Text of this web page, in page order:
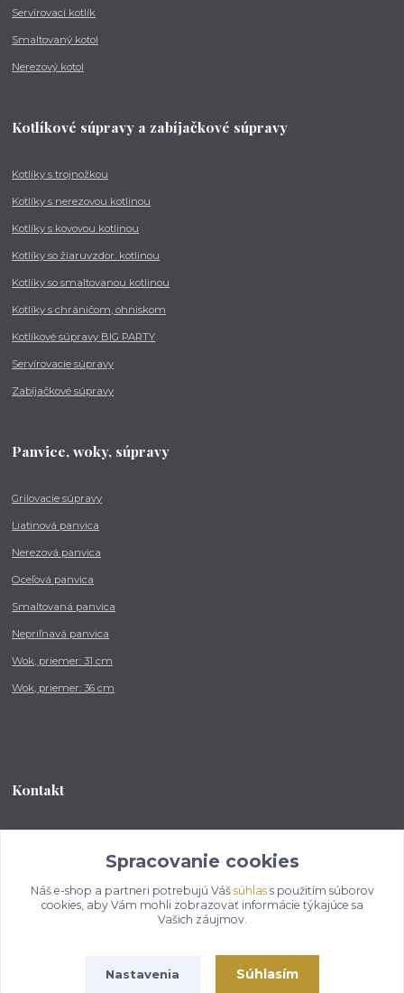
Servírovací kotlík
Smaltovaný kotol
Nerezový kotol
Kotlíkové súpravy a zabíjačkové súpravy
Kotlíky s trojnožkou
Kotlíky s nerezovou kotlinou
Kotlíky s kovovou kotlinou
Kotlíky so žiaruvzdor. kotlinou
Kotlíky so smaltovanou kotlinou
Kotlíky s chráničom, ohniskom
Kotlíkové súpravy BIG PARTY
Servírovacie súpravy
Zabíjačkové súpravy
Panvice, woky, súpravy
Grilovacie súpravy
Liatinová panvica
Nerezová panvica
Oceľová panvica
Smaltovaná panvica
Nepriľnavá panvica
Wok, priemer: 31 cm
Wok, priemer: 36 cm
Kontakt
od 8:00 - do 16:00 hod
info@kotlikovesupravy.sk
Spracovanie cookies
Náš e-shop a partneri potrebujú Váš súhlass použitím súborov
cookies, aby Vám mohli zobrazovať informácie týkajúce sa
Vašich záujmov.
Nastavenia Súhlasím